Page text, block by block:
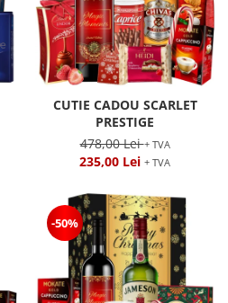
CUTIE CADOU SCARLET
PRESTIGE
478,00 Lei+ TVA
235,00 Lei + TVA
-50%